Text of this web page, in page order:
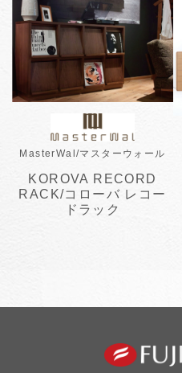
MasterWal/マスターウォール
KOROVA RECORD
RACK/コローバ レコー
ドラック